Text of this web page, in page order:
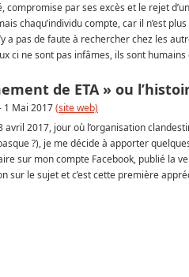
compromise par ses excès et le rejet
chaqu’individu compte, car il n’est
a pas de faute à rechercher chez les
ci ne sont pas infâmes, ils sont
de ETA » ou
1 Mai 2017(site web)
avril 2017, jour où l’organisation
?), je me décide à apporter
sur mon compte Facebook, publié la
sur le sujet et c’est cette première